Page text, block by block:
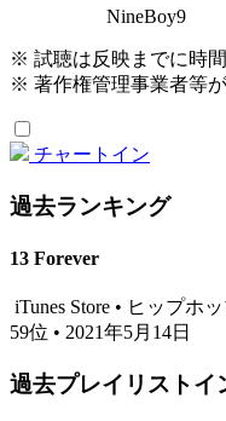
NineBoy9
※ 試聴は反映までに時
※ 著作権管理事業者等
チャートイン
過去ランキング
13 Forever
iTunes Store • ヒップホ
59位 • 2021年5月14日
過去プレイリストイ